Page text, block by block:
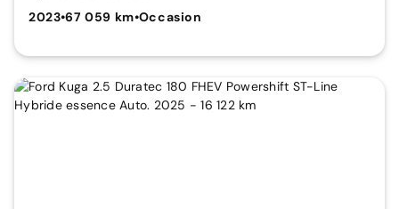
2023•67 059 km•Occasion